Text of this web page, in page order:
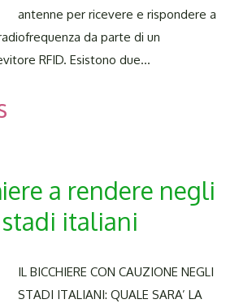
antenne per ricevere e rispondere a
da parte di un
RFID. Esistono due…
a rendere negli
stadi italiani
IL BICCHIERE CON CAUZIONE NEGLI
STADI ITALIANI: QUALE SARA’ LA